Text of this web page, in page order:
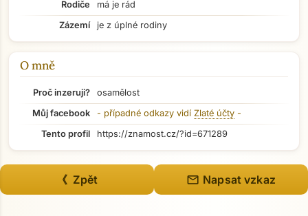
Přejít na hlavní obsah
Rodiče
má je rád
Zázemí
je z úplné rodiny
O mně
Proč inzeruji?
osamělost
Můj facebook
- případné odkazy vidí Zlaté účty -
Tento profil
https://znamost.cz/?id=671289
《 Zpět mail Napsat vzkaz